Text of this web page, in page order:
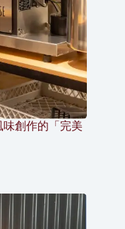
味創作的「完美